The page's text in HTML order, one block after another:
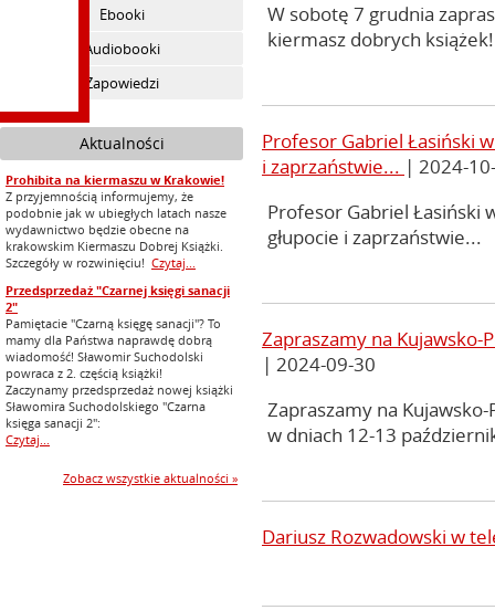
Ebooki
Audiobooki
Zapowiedzi
Aktualności
Prohibita na kiermaszu w Krakowie!
Z przyjemnością informujemy, że
podobnie jak w ubiegłych latach nasze
wydawnictwo będzie obecne na
krakowskim Kiermaszu Dobrej Książki.
Szczegóły w rozwinięciu! Czytaj...
Przedsprzedaż "Czarnej księgi sanacji
2"
Pamiętacie "Czarną księgę sanacji"? To
mamy dla Państwa naprawdę dobrą
wiadomość! Sławomir Suchodolski
powraca z 2. częścią książki!
Zaczynamy przedsprzedaż nowej książki
Sławomira Suchodolskiego "Czarna
księga sanacji 2":
Czytaj...
Zobacz wszystkie aktualności »
W sobotę 7 grudnia
kiermasz dobrych książek!
Profesor Gabriel Łasiński
i zaprzaństwie... | 2024-
Profesor Gabriel Łasiński
głupocie i zaprzaństwie...
Zapraszamy na Kujawsko-
| 2024-09-30
Zapraszamy na
w dniach 12-13
Dariusz Rozwadowski w